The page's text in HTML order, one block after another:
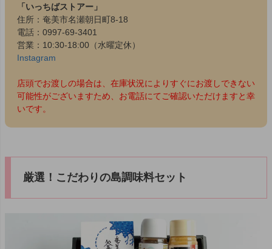
「いっちばストアー」
住所：奄美市名瀬朝日町8-18
電話：0997-69-3401
営業：10:30-18:00（水曜定休）
Instagram
店頭でお渡しの場合は、在庫状況によりすぐにお渡しできない
可能性がございますため、お電話にてご確認いただけますと幸
いです。
厳選！こだわりの島調味料セット